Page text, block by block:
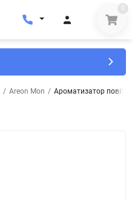
0
/ Areon Mon / Ароматизатор